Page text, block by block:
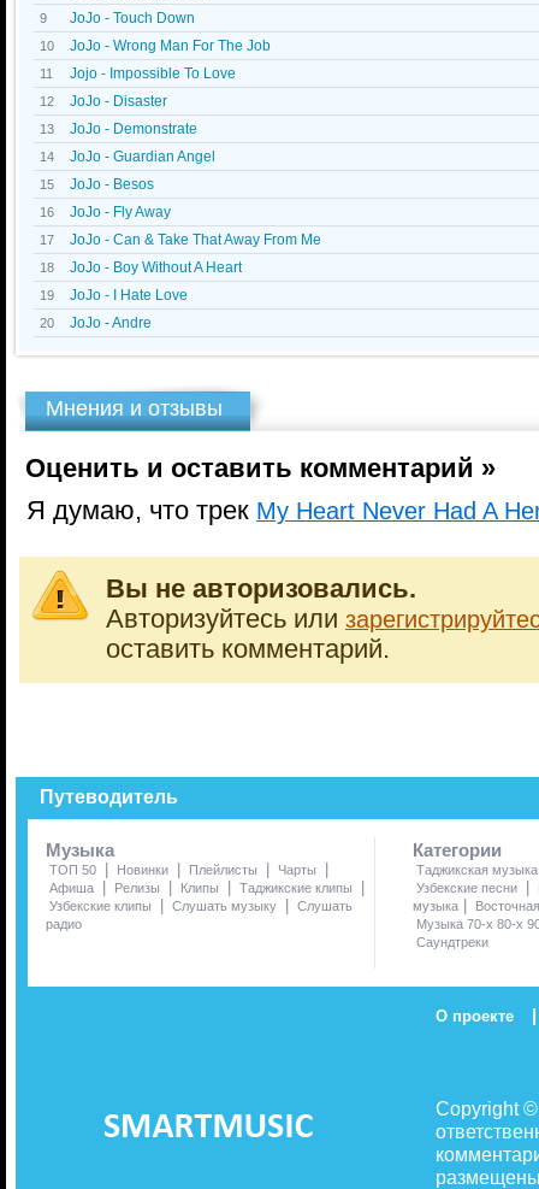
9 JoJo - Touch Down
10 JoJo - Wrong Man For The Job
11 Jojo - Impossible To Love
12 JoJo - Disaster
13 JoJo - Demonstrate
14 JoJo - Guardian Angel
15 JoJo - Besos
16 JoJo - Fly Away
17 JoJo - Can & Take That Away From Me
18 JoJo - Boy Without A Heart
19 JoJo - I Hate Love
20 JoJo - Andre
Мнения и отзывы
Оценить и оставить комментарий »
Я думаю, что трек My Heart Never Had A
Вы не авторизовались.
Авторизуйтесь или
оставить комментарий.
Путеводитель
Музыка
ТОП 50 | Новинки | Плейлисты | Чарты |
Афиша | Релизы | Клипы | Таджикские клипы |
Узбекские клипы | Слушать музыку | Слушать
радио
Категории
Таджикская музыка
Узбекские песни
|
музыка |
Музыка 70-х 80-х
Саундтреки
О проекте |
Copyright
размещены